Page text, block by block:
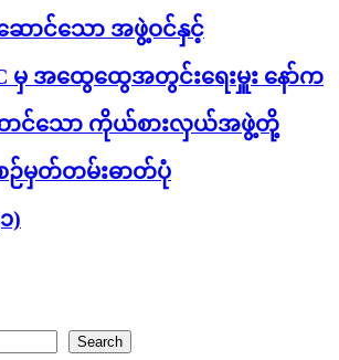
းဆောင်သော အဖွဲ့ဝင်နှင့်
မှ အထွေထွေအတွင်းရေးမှူး နော်က
ဆောင်သော ကိုယ်စားလှယ်အဖွဲ့တို့
ဉ်မှတ်တမ်းဓာတ်ပုံ
)
Search